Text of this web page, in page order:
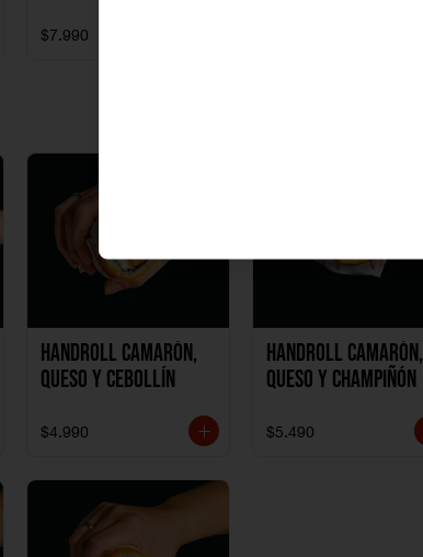
$7.990
Handroll Camarón,
Queso y Cebollín
$4.990
Handroll Camarón,
Queso y Champiñón
$5.490